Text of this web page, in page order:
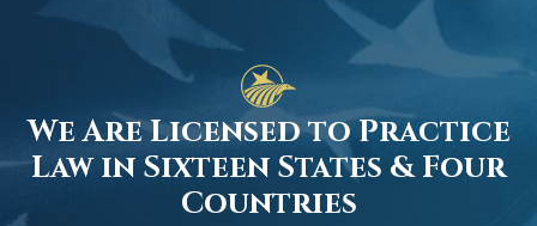
We Are Licensed to Practice
Law in Sixteen States & Four
Countries